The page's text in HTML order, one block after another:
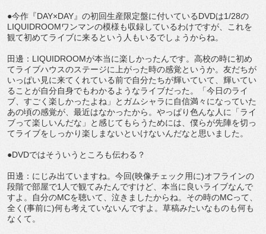
●今作『DAY×DAY』の初回生産限定盤に付いているDVDは1/28の
LIQUIDROOMワンマンの模様も収録しているわけですが、これを
観て初めてライブに来るという人もいるでしょうからね。
田邊：LIQUIDROOMが本当に楽しかったんです。高校の時に初め
てライブハウスのステージに上がった時の感覚というか。友だちが
いっぱい見に来てくれている前で自分たちが輝いていて、輝いてい
ることが自分自身でもわかるようなライブだった。「今日のライ
ブ、すごく楽しかったよね」とガムシャラに自信満々になっていた
あの頃の感覚が、最近はなかったから。やっぱり色んな人に「ライ
ブって楽しいんだな」と感じてもらうためには、僕らが先陣を切っ
てライブをしっかり楽しまないといけないんだなと思いました。
●DVDではそういうところも伝わる？
田邊：にじみ出ていますね。今回(映像チェック用に)オフラインの
段階で部屋で1人で観てみたんですけど、本当に良いライブなんで
すよ。自分のMCを聴いて、泣きましたからね。その時のMCって、
全く(事前に)何も考えていないんですよ。草稿みたいなものも何も
なくて。